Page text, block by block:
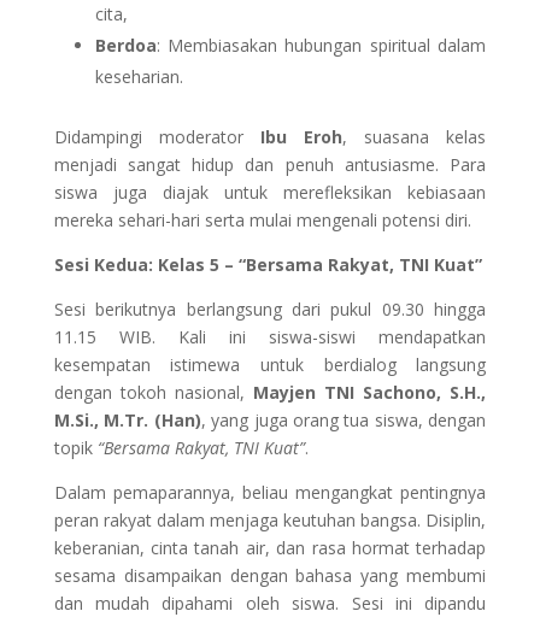
cita,
Berdoa: Membiasakan hubungan spiritual dalam
keseharian.
Didampingi moderator Ibu Eroh, suasana kelas
menjadi sangat hidup dan penuh antusiasme. Para
siswa juga diajak untuk merefleksikan kebiasaan
mereka sehari-hari serta mulai mengenali potensi diri.
Sesi Kedua: Kelas 5 – “Bersama Rakyat, TNI Kuat”
Sesi berikutnya berlangsung dari pukul 09.30 hingga
11.15 WIB. Kali ini siswa-siswi mendapatkan
kesempatan istimewa untuk berdialog langsung
dengan tokoh nasional, Mayjen TNI Sachono, S.H.,
M.Si., M.Tr. (Han), yang juga orang tua siswa, dengan
topik “Bersama Rakyat, TNI Kuat”.
Dalam pemaparannya, beliau mengangkat pentingnya
peran rakyat dalam menjaga keutuhan bangsa. Disiplin,
keberanian, cinta tanah air, dan rasa hormat terhadap
sesama disampaikan dengan bahasa yang membumi
dan mudah dipahami oleh siswa. Sesi ini dipandu